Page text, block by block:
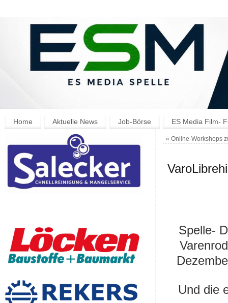
Home Aktuelle News Job-Börse ES Media Film-
« Online-Workshops
Spelle-
Und die